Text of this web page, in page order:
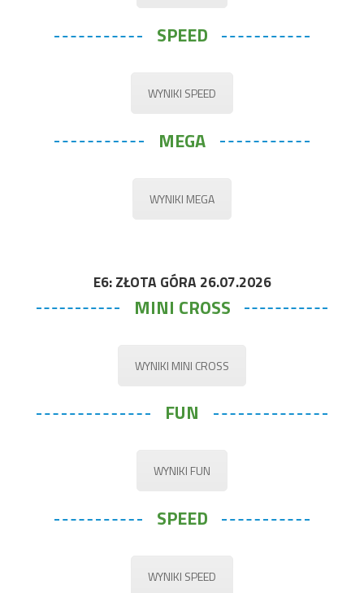
SPEED
WYNIKI SPEED
MEGA
WYNIKI MEGA
E6: ZŁOTA GÓRA 26.07.2026
MINI CROSS
WYNIKI MINI CROSS
FUN
WYNIKI FUN
SPEED
WYNIKI SPEED